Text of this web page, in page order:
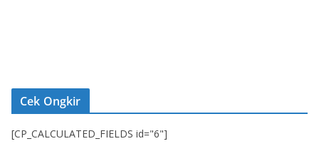
Cek Ongkir
[CP_CALCULATED_FIELDS id="6"]